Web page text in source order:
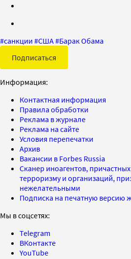
#санкции #США#Барак Обама
Подписаться
Информация:
Контактная информация
Правила обработки
Реклама в журнале
Реклама на сайте
Условия перепечатки
Архив
Вакансии в Forbes Russia
Сканер иноагентов,
терроризму и организаций,
нежелательными
Подписка на печатную версию
Мы в соцсетях:
Telegram
ВКонтакте
YouTube